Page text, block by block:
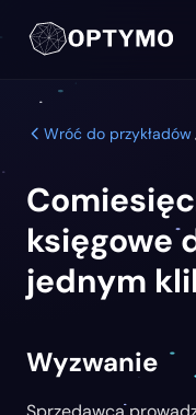
Wróć do przykładów
księgowe
jednym
Wyzwanie